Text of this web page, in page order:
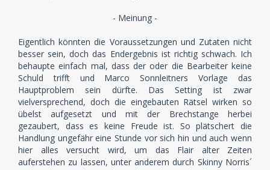
- Meinung -
Eigentlich könnten die Voraussetzungen und Zutaten nicht
besser sein, doch das Endergebnis ist richtig schwach. Ich
behaupte einfach mal, dass der oder die Bearbeiter keine
Schuld trifft und Marco Sonnleitners Vorlage das
Hauptproblem sein dürfte. Das Setting ist zwar
vielversprechend, doch die eingebauten Rätsel wirken so
übelst aufgesetzt und mit der Brechstange herbei
gezaubert, dass es keine Freude ist. So plätschert die
Handlung ungefähr eine Stunde vor sich hin und auch wenn
hier alles versucht wird, um das Flair alter Zeiten
auferstehen zu lassen, unter anderem durch Skinny Norris´